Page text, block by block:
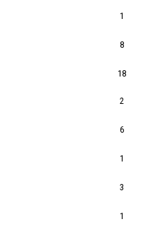
1
8
18
2
6
1
3
1